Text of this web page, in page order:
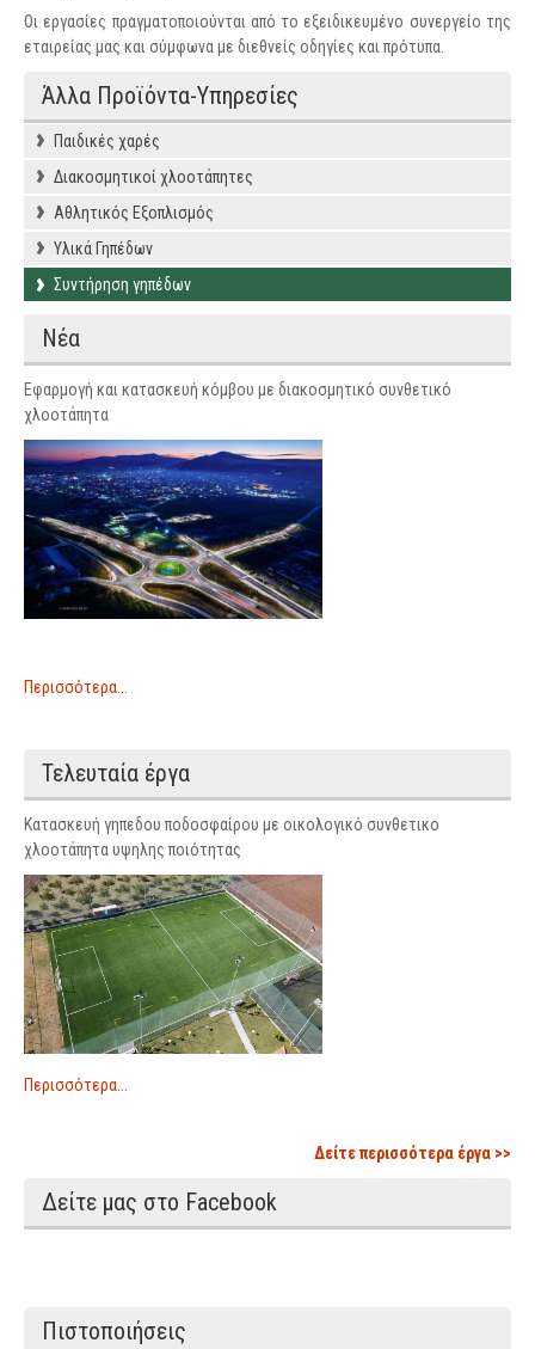
Οι εργασίες πραγματοποιούνται από το εξειδικευμένο συνεργείο της
εταιρείας μας και σύμφωνα με διεθνείς οδηγίες και πρότυπα.
Άλλα Προϊόντα-Υπηρεσίες
Παιδικές χαρές
Διακοσμητικοί χλοοτάπητες
Αθλητικός Εξοπλισμός
Υλικά Γηπέδων
Συντήρηση γηπέδων
Νέα
Εφαρμογή και κατασκευή κόμβου με διακοσμητικό συνθετικό
χλοοτάπητα
Περισσότερα...
Τελευταία έργα
Κατασκευή γηπεδου ποδοσφαίρου με οικολογικό συνθετικο
χλοοτάπητα υψηλης ποιότητας
Περισσότερα...
Δείτε περισσότερα έργα >>
Δείτε μας στο Facebook
Πιστοποιήσεις